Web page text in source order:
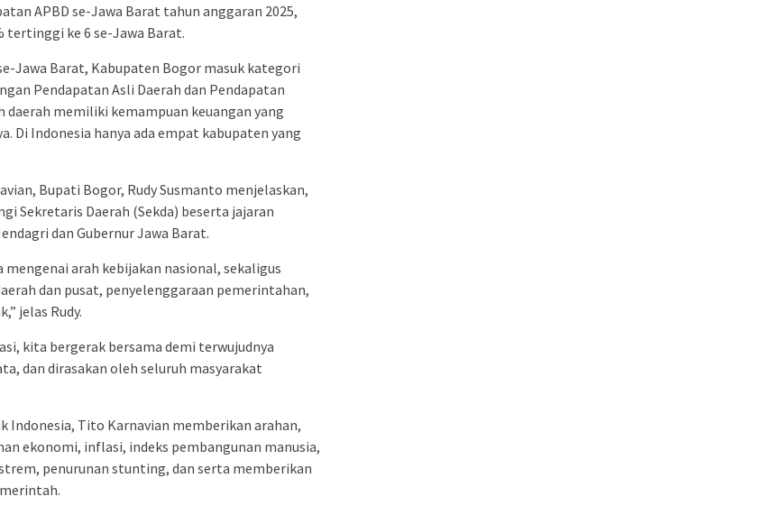
APBD se-Jawa Barat tahun anggaran 2025,
tertinggi ke 6 se-Jawa Barat.
Jawa Barat, Kabupaten Bogor masuk kategori
Pendapatan Asli Daerah dan Pendapatan
memiliki kemampuan keuangan yang
Di Indonesia hanya ada empat kabupaten yang
Bupati Bogor, Rudy Susmanto menjelaskan,
Sekretaris Daerah (Sekda) beserta jajaran
dan Gubernur Jawa Barat.
arah kebijakan nasional, sekaligus
dan pusat, penyelenggaraan pemerintahan,
jelas Rudy.
kita bergerak bersama demi terwujudnya
dan dirasakan oleh seluruh masyarakat
Indonesia, Tito Karnavian memberikan arahan,
ekonomi, inflasi, indeks pembangunan manusia,
penurunan stunting, dan serta memberikan